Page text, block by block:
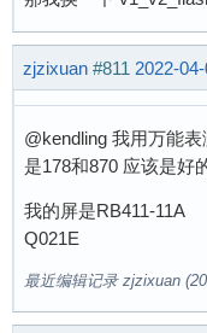
zjzixuan #811 2022-
@kendling 我用万能
是178和870 应该是好
我的屏是RB411-11A
Q021E
最近编辑记录 zjzixuan